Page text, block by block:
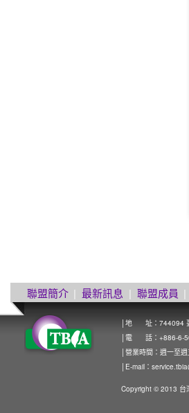
聯盟簡介 | 最新訊息 | 聯盟成員 |
│地 址：744094
│電 話：+886-6-
│營業時間：週一至
│E-mail：
Copyright © 2013 台